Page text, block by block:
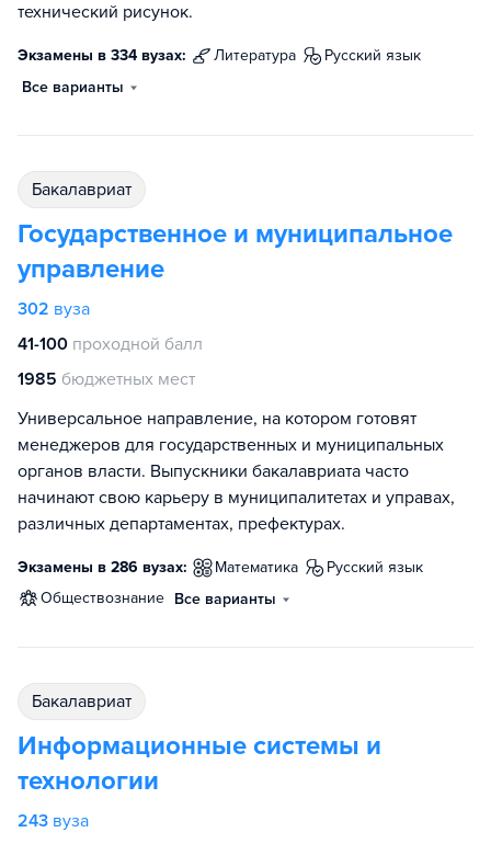
технический рисунок.
Экзамены в 334 вузах: литература
русский язык
Все варианты
бакалавриат
Государственное и муниципальное
управление
302 вуза
41-100 проходной балл
1985 бюджетных мест
Универсальное направление, на котором готовят
менеджеров для государственных и муниципальных
органов власти. Выпускники бакалавриата часто
начинают свою карьеру в муниципалитетах и управах,
различных департаментах, префектурах.
Экзамены в 286 вузах: математика
русский язык
обществознание Все варианты
бакалавриат
Информационные системы и
технологии
243 вуза